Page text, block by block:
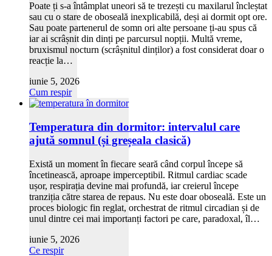
Poate ți s-a întâmplat uneori să te trezești cu maxilarul încleștat
sau cu o stare de oboseală inexplicabilă, deși ai dormit opt ore.
Sau poate partenerul de somn ori alte persoane ți-au spus că
iar ai scrâșnit din dinți pe parcursul nopții. Multă vreme,
bruxismul nocturn (scrâșnitul dinților) a fost considerat doar o
reacție la…
iunie 5, 2026
Cum respir
Temperatura din dormitor: intervalul care
ajută somnul (și greșeala clasică)
Există un moment în fiecare seară când corpul începe să
încetinească, aproape imperceptibil. Ritmul cardiac scade
ușor, respirația devine mai profundă, iar creierul începe
tranziția către starea de repaus. Nu este doar oboseală. Este un
proces biologic fin reglat, orchestrat de ritmul circadian și de
unul dintre cei mai importanți factori pe care, paradoxal, îl…
iunie 5, 2026
Ce respir